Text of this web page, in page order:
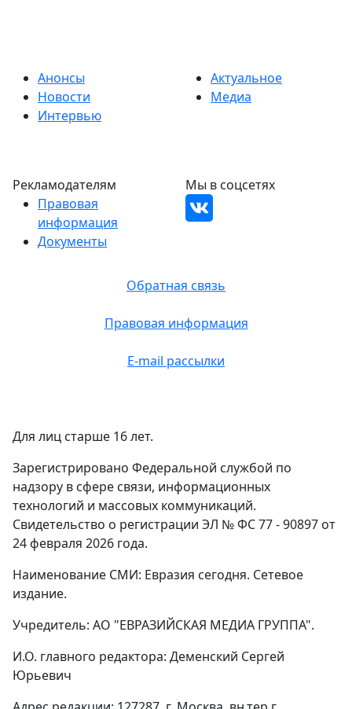
Анонсы
Новости
Интервью
Актуальное
Медиа
Обратная связь
Правовая информация
E-mail рассылки
Рекламодателям
Правовая
информация
Документы
Мы в соцсетях
Для лиц старше 16 лет.
Зарегистрировано Федеральной службой по
надзору в сфере связи, информационных
технологий и массовых коммуникаций.
Свидетельство о регистрации ЭЛ № ФС 77 - 90897 от
24 февраля 2026 года.
Наименование СМИ: Евразия сегодня. Сетевое
издание.
Учредитель: АО "ЕВРАЗИЙСКАЯ МЕДИА ГРУППА".
И.О. главного редактора: Деменский Сергей
Юрьевич